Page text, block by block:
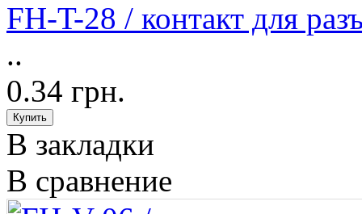
FH-T-28 / контакт для
..
0.34 грн.
В закладки
В сравнение